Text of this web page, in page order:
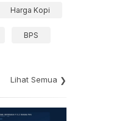
Harga Kopi
BPS
Lihat Semua